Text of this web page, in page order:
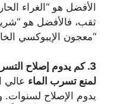
ثقب، فالأفضل هو
“معجون الإيبوكسي
3. كم يدوم إصلاح التسرب بالغراء؟
لمنع تسرب الماء عالي
يدوم الإصلاح